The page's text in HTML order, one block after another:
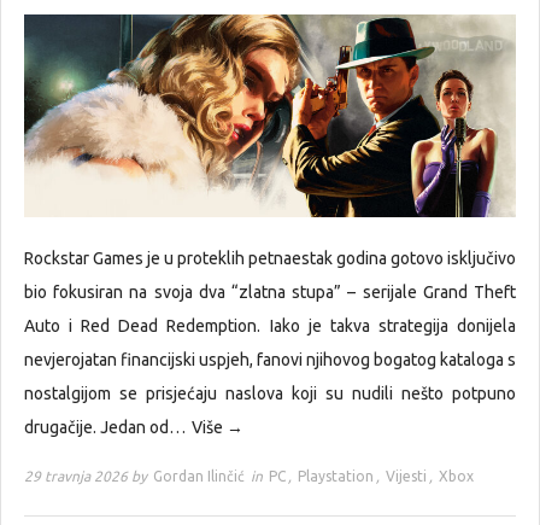
Rockstar Games je u proteklih petnaestak godina gotovo isključivo
bio fokusiran na svoja dva “zlatna stupa” – serijale Grand Theft
Auto i Red Dead Redemption. Iako je takva strategija donijela
nevjerojatan financijski uspjeh, fanovi njihovog bogatog kataloga s
nostalgijom se prisjećaju naslova koji su nudili nešto potpuno
drugačije. Jedan od… Više →
29 travnja 2026 by Gordan Ilinčić in PC , Playstation , Vijesti , Xbox